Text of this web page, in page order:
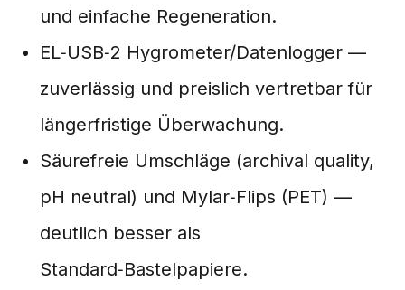
und einfache Regeneration.
EL‑USB‑2 Hygrometer/Datenlogger —
zuverlässig und preislich vertretbar für
längerfristige Überwachung.
Säurefreie Umschläge (archival quality,
pH neutral) und Mylar‑Flips (PET) —
deutlich besser als
Standard‑Bastelpapiere.